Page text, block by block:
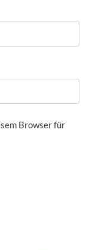
Browser für